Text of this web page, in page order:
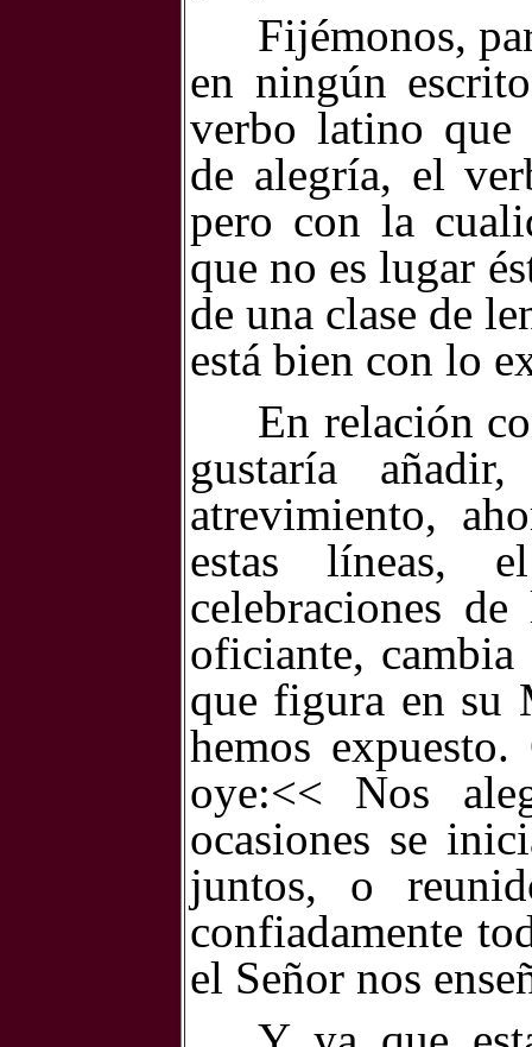
Fijémonos,
en ningún
verbo latino que
de alegría, el
pero con la
que no es lugar
de una clase de
está bien con lo
En relación
gustaría
atrevimiento,
estas líneas,
celebraciones
oficiante,
que figura en su
hemos
oye:<< Nos
ocasiones se
juntos, o
confiadamente
el Señor nos